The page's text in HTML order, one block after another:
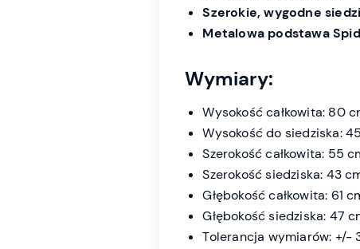
Szerokie, wygodne
Metalowa podstawa
Wymiary:
Wysokość całkowita: 80
Wysokość do siedziska:
Szerokość całkowita: 55
Szerokość siedziska: 43
Głębokość całkowita: 61
Głębokość siedziska: 47
Tolerancja wymiarów: +/-